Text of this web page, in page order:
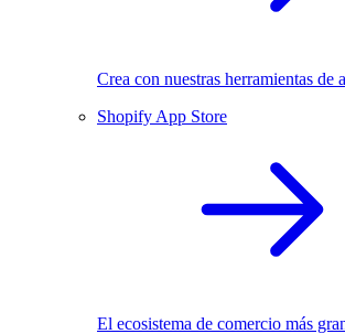
Crea con nuestras herramientas de
Shopify App Store
El ecosistema de comercio más